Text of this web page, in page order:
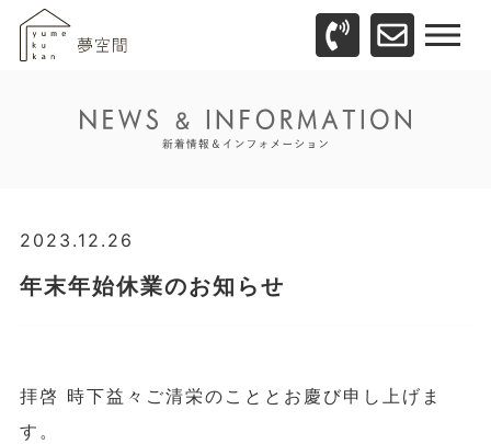
2023.12.26
年末年始休業のお知らせ
拝啓 時下益々ご清栄のこととお慶び申し上げま
す。